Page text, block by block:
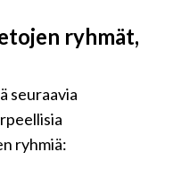
ryhmät,
seuraavia
ryhmiä: